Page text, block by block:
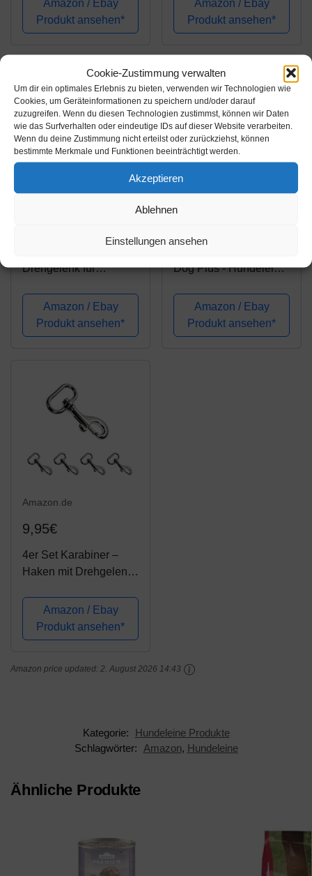
Cookie-Zustimmung verwalten
Um dir ein optimales Erlebnis zu bieten, verwenden wir Technologien wie
Cookies, um Geräteinformationen zu speichern und/oder darauf
zuzugreifen. Wenn du diesen Technologien zustimmst, können wir Daten
wie das Surfverhalten oder eindeutige IDs auf dieser Website verarbeiten.
Wenn du deine Zustimmung nicht erteilst oder zurückziehst, können
bestimmte Merkmale und Funktionen beeinträchtigt werden.
Akzeptieren
Ablehnen
Einstellungen ansehen
gepolstertem Nylon-
Griff (L-4*4.0mm,
Amazon / Ebay
Produkt ansehen*
Karabiner - Echtleder
Leine mehrfach
(12mm))
Amazon / Ebay
Produkt ansehen*
Drehgelenk für
Set, robuster, legierter
Stahl – Karbiner 90mm,
für Paracord 550
Amazon / Ebay
Produkt ansehen*
Dog Plus - Hundeleine
Dreifach-Rückdämpfer,
Fahrradleine mit
Quicklock und
Amazon / Ebay
Produkt ansehen*
Amazon.de
9,95€
4er Set Karabiner –
Haken mit Drehgelenk
robuster legierter Stahl
– Karabiner 58mm,
Verwendung mit
Hundeleine, Karabiner
Amazon / Ebay
Produkt ansehen*
Amazon price updated: 2. August 2026 14:43
Kategorie:
Hundeleine Produkte
Schlagwörter:
Amazon, Hundeleine
Ähnliche Produkte